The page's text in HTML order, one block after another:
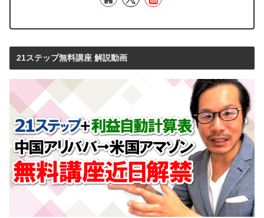
21ステップ無料講座 解説動画